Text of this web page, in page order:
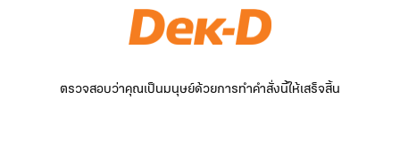
ตรวจสอบว่าคุณเป็นมนุษย์ด้วยการทำคำสั่งนี้ให้เสร็จสิ้น